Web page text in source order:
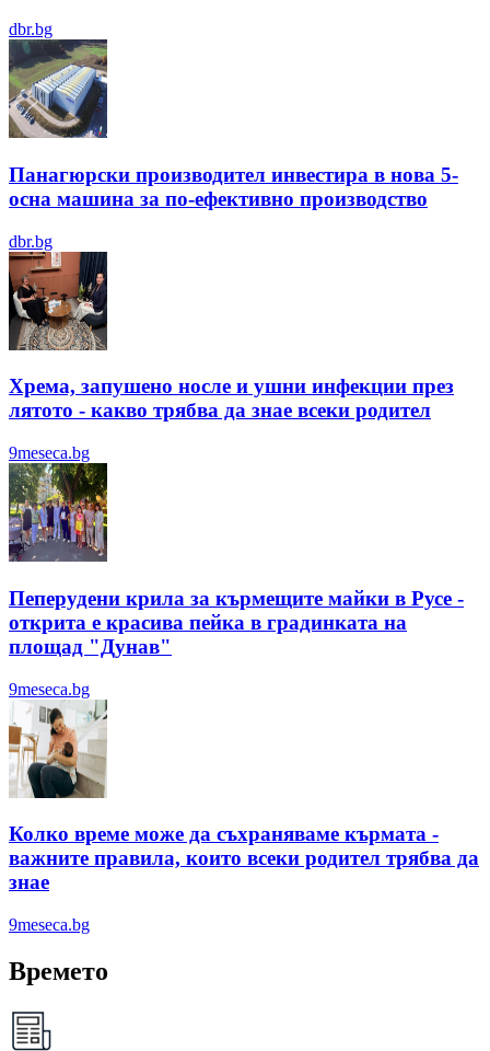
dbr.bg
Панагюрски производител инвестира в нова 5-
осна машина за по-ефективно производство
dbr.bg
Хрема, запушено носле и ушни инфекции през
лятотo - какво трябва да знае всеки родител
9meseca.bg
Пеперудени крила за кърмещите майки в Русе -
открита е красива пейка в градинката на
площад "Дунав"
9meseca.bg
Колко време може да съхраняваме кърмата -
важните правила, които всеки родител трябва да
знае
9meseca.bg
Времето